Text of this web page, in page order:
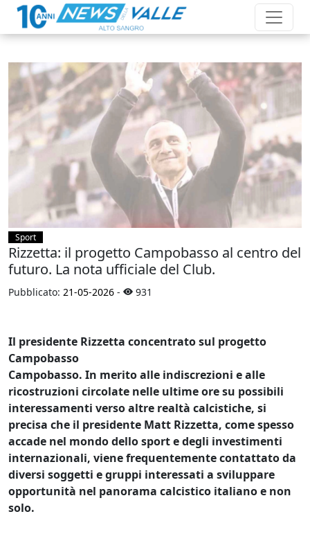
Sport
Rizzetta: il progetto Campobasso al centro del
futuro. La nota ufficiale del Club.
Pubblicato: 21-05-2026 - 931
Il presidente Rizzetta concentrato sul progetto
Campobasso
Campobasso. In merito alle indiscrezioni e alle
ricostruzioni circolate nelle ultime ore su possibili
interessamenti verso altre realtà calcistiche, si
precisa che il presidente Matt Rizzetta, come spesso
accade nel mondo dello sport e degli investimenti
internazionali, viene frequentemente contattato da
diversi soggetti e gruppi interessati a sviluppare
opportunità nel panorama calcistico italiano e non
solo.